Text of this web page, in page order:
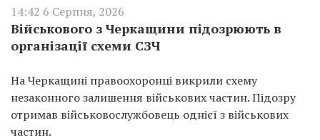
14:42 6 Серпня, 2026
Військового з Черкащини підозрюють в
організації схеми СЗЧ
На Черкащині правоохоронці викрили схему
незаконного залишення військових частин. Підозру
отримав військовослужбовець однієї з військових
частин.